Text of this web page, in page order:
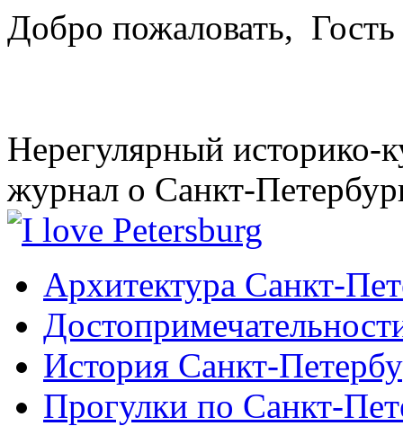
Добро пожаловать, Гость
Нерегулярный историко-
журнал о Санкт-
Архитектура Санкт-
История Санкт-
Прогулки по Санкт-